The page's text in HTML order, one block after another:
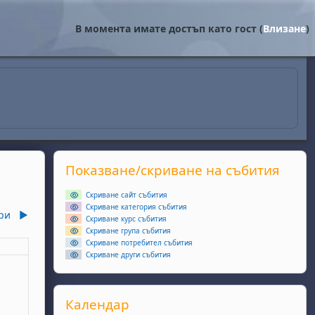
В момента имате достъп като гост (Влизане)
▶︎
неделя, 1 декември
Supplementary blocks
Прескочи Показване/скриване на събития
Показване/скриване на събития
Скриване сайт събития
Скриване категория събития
Скриване курс събития
Скриване група събития
Скриване потребител събития
Скриване други събития
Прескочи Календар
Календар